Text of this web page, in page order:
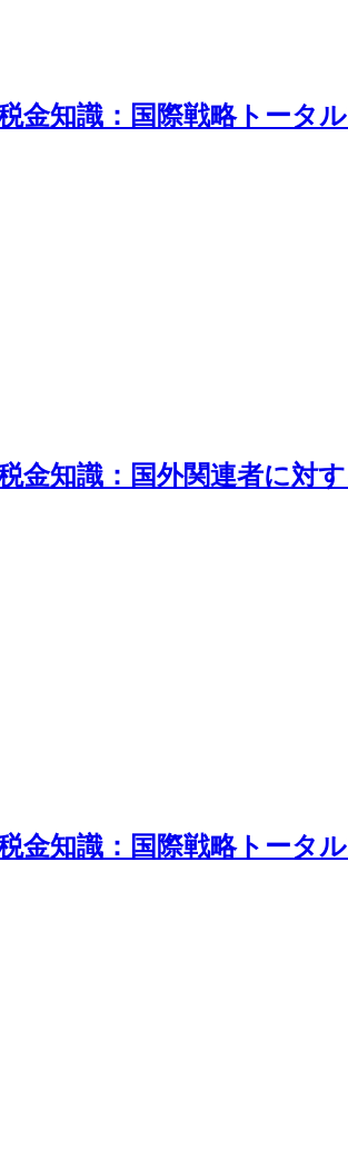
金知識：国際戦略トータ
金知識：国外関連者に
金知識：国際戦略トータ